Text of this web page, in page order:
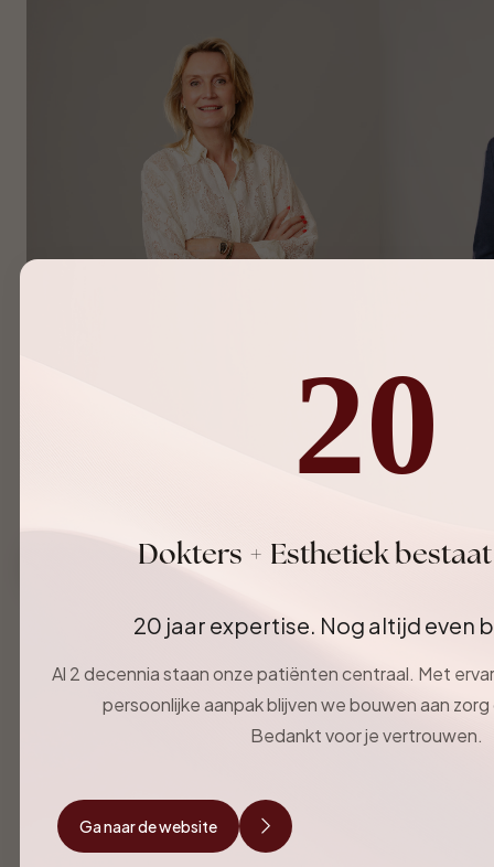
Dr. Karlien Van De Sijpe
Maak een afspraak
Dr.
Plastisch
Maak een
Dit wil je mogelijk ook graag
lezen
20
Dokters + Esthetiek
20 jaar expertise. Nog altijd even
Al 2 decennia staan onze patiënten centraal. Met
persoonlijke aanpak blijven we bouwen aan
Bedankt voor je vertrouwen.
Ga naar de website